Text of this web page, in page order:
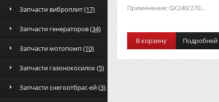
Запчасти виброплит(17)
Запчасти генераторов(34)
Запчасти мотопомп (10)
Запчасти газонокосилок(5)
Запчасти снегоотбрас-ей(3)
Применение: GX240/270...
В корзину Подробней